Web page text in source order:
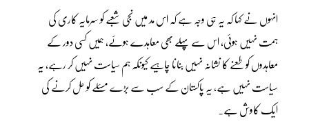
انہوں نے کہا کہ یہ ہی وجہ ہے کہ اس مد میں نجی شعبے کو سرمایہ کاری کی
ہمت نہیں ہوئی، اس سے پہلے بھی معاہدے ہوئے، ہمیں کسی دور کے
معاہدوں کو طعنے کا نشانہ نہیں بنانا چاہیے کیونکہ ہم سیاست نہیں کر رہے، یہ
سیاست نہیں ہے، یہ پاکستان کے سب سے بڑے مسئلے کو حل کرنے کی
ایک کاوش ہے۔